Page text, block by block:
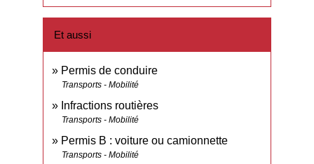
Et aussi
Permis de conduire
Transports - Mobilité
Infractions routières
Transports - Mobilité
Permis B : voiture ou camionnette
Transports - Mobilité